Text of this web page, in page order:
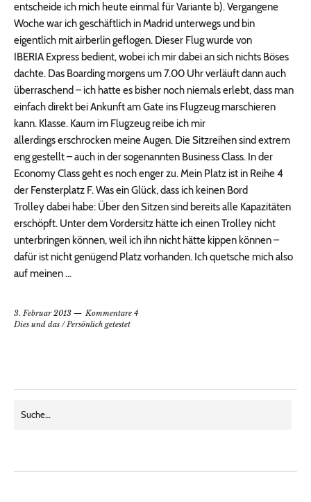
entscheide ich mich heute einmal für Variante b). Vergangene
Woche war ich geschäftlich in Madrid unterwegs und bin
eigentlich mit airberlin geflogen. Dieser Flug wurde von
IBERIA Express bedient, wobei ich mir dabei an sich nichts Böses
dachte. Das Boarding morgens um 7.00 Uhr verläuft dann auch
überraschend – ich hatte es bisher noch niemals erlebt, dass man
einfach direkt bei Ankunft am Gate ins Flugzeug marschieren
kann. Klasse. Kaum im Flugzeug reibe ich mir
allerdings erschrocken meine Augen. Die Sitzreihen sind extrem
eng gestellt – auch in der sogenannten Business Class. In der
Economy Class geht es noch enger zu. Mein Platz ist in Reihe 4
der Fensterplatz F. Was ein Glück, dass ich keinen Bord
Trolley dabei habe: Über den Sitzen sind bereits alle Kapazitäten
erschöpft. Unter dem Vordersitz hätte ich einen Trolley nicht
unterbringen können, weil ich ihn nicht hätte kippen können –
dafür ist nicht genügend Platz vorhanden. Ich quetsche mich also
auf meinen …
3. Februar 2013
Kommentare 4
Dies und das /Persönlich getestet